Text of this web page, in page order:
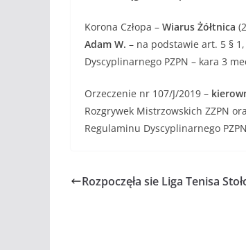
Korona Człopa – Wiarus Żółtnica
Adam W. – na podstawie art. 5 §
Dyscyplinarnego PZPN – kara 3
Orzeczenie nr 107/J/2019 –
Rozgrywek Mistrzowskich ZZPN
Regulaminu Dyscyplinarnego
Rozpoczęła sie Liga Tenisa